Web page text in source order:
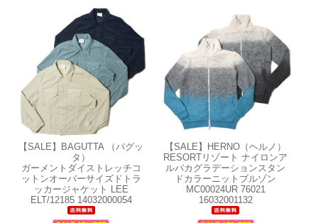
【SALE】 BAGUTTA （バグッ
タ）
ガーメントダイストレッチコ
ットンオーバーサイズドトラ
ッカージャケット LEE
ELT/12185 14032000054
【SALE】 HERNO（ヘルノ）
RESORTリゾート ナイロンア
ルパカグラデーションスタン
ドカラーニットブルゾン
MC00024UR 76021
16032001132